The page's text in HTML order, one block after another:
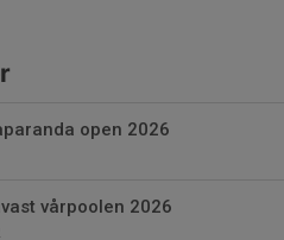
open 2026
vårpoolen 2026